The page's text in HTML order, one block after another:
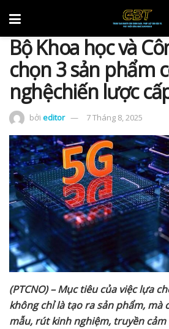
Bộ Khoa học và
chọn 3 sản phẩm
nghệchiến lược
bởi editor 7 Tháng 8, 2025
(PTCNO) – Mục tiêu của việc lựa ch
không chỉlà tạo ra sản phẩm, mà
mẫu, rút kinh nghiệm, truyền cảm